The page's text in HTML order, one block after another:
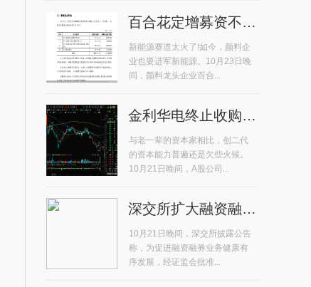
百合花定增募资不超11.77亿元 ...
新能源赛道太火了!如今，颜料企
业也要进军新能源。10月23日晚
间，颜料龙头企业百合...
金利华电终止收购成都润博100%股...
与老一辈的资本家相比，创二代
的资本能力普遍还是欠些火候。
10月21日晚间，A股公司...
深交所扩大融资融券标的股票范围...
10月21日晚间，深交所披露公告
称，为促进融资融券业务健康有
序发展，经证监会批准...